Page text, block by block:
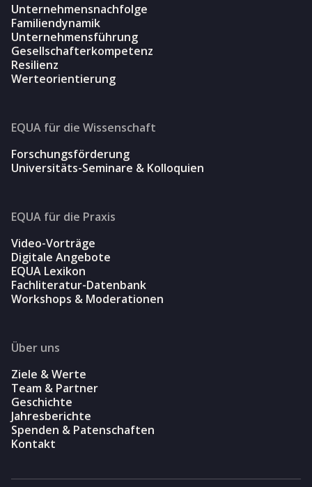
Unternehmensnachfolge
Familiendynamik
Unternehmensführung
Gesellschafterkompetenz
Resilienz
Werteorientierung
EQUA für die Wissenschaft
Forschungsförderung
Universitäts-Seminare & Kolloquien
EQUA für die Praxis
Video-Vorträge
Digitale Angebote
EQUA Lexikon
Fachliteratur-Datenbank
Workshops & Moderationen
Über uns
Ziele & Werte
Team & Partner
Geschichte
Jahresberichte
Spenden & Patenschaften
Kontakt